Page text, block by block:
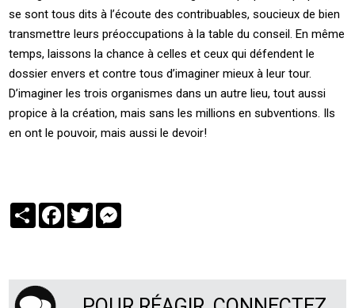
se sont tous dits à l’écoute des contribuables, soucieux de bien
transmettre leurs préoccupations à la table du conseil. En même
temps, laissons la chance à celles et ceux qui défendent le
dossier envers et contre tous d’imaginer mieux à leur tour.
D’imaginer les trois organismes dans un autre lieu, tout aussi
propice à la création, mais sans les millions en subventions. Ils
en ont le pouvoir, mais aussi le devoir!
PartagerFacebook
Twitter